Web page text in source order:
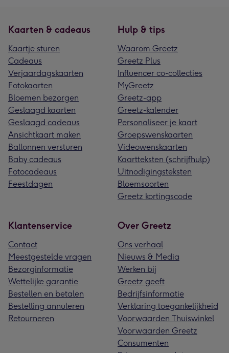
Kaarten & cadeaus
Kaartje sturen
Cadeaus
Verjaardagskaarten
Fotokaarten
Bloemen bezorgen
Geslaagd kaarten
Geslaagd cadeaus
Ansichtkaart maken
Ballonnen versturen
Baby cadeaus
Fotocadeaus
Feestdagen
Hulp & tips
Waarom Greetz
Greetz Plus
Influencer co-collecties
MyGreetz
Greetz-app
Greetz-kalender
Personaliseer je kaart
Groepswenskaarten
Videowenskaarten
Kaartteksten (schrijfhulp)
Uitnodigingsteksten
Bloemsoorten
Greetz kortingscode
Klantenservice
Contact
Meestgestelde vragen
Bezorginformatie
Wettelijke garantie
Bestellen en betalen
Bestelling annuleren
Retourneren
Over Greetz
Ons verhaal
Nieuws & Media
Werken bij
Greetz geeft
Bedrijfsinformatie
Verklaring toegankelijkheid
Voorwaarden Thuiswinkel
Voorwaarden Greetz
Consumenten